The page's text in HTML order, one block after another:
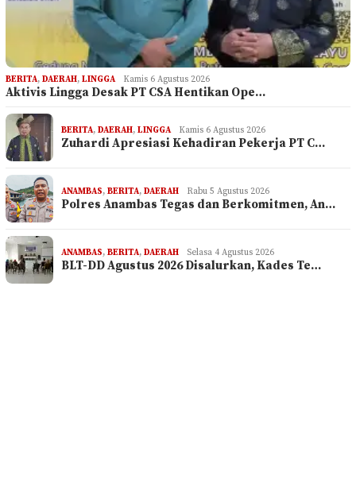
BERITA, DAERAH, LINGGA Kamis 6 Agustus 2026
Aktivis Lingga Desak PT CSA Hentikan Ope…
BERITA, DAERAH, LINGGA Kamis 6 Agustus 2026
Zuhardi Apresiasi Kehadiran Pekerja PT C…
ANAMBAS, BERITA, DAERAH Rabu 5 Agustus 2026
Polres Anambas Tegas dan Berkomitmen, An…
ANAMBAS, BERITA, DAERAH Selasa 4 Agustus 2026
BLT-DD Agustus 2026 Disalurkan, Kades Te…